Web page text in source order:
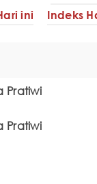
ini Indeks
Pratiwi
Pratiwi